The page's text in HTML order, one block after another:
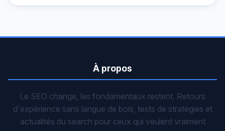
À propos
Le SEO change, les fondamentaux restent. Retours
d'expérience sans langue de bois, tests de stratégies et
actualités du search pour ceux qui veulent vraiment